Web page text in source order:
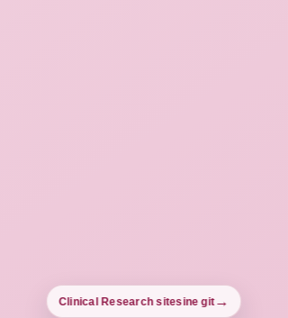
Clinical Research sitesine git